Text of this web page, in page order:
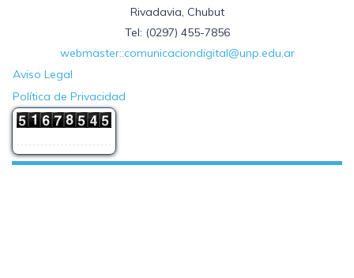
Rivadavia, Chubut
Tel: (0297) 455-7856
webmaster::comunicaciondigital@unp.edu.ar
Aviso Legal
Política de Privacidad